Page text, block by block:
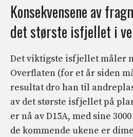
Konsekvensene av
det største isfjellet i
Det viktigste isfjellet måler
Overflaten (for et år siden
resultat dro han til
av det største isfjellet på
er nå av D15A, med sine
de kommende ukene er